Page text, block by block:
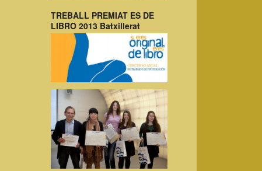
TREBALL PREMIAT ES DE
LIBRO 2013 Batxillerat